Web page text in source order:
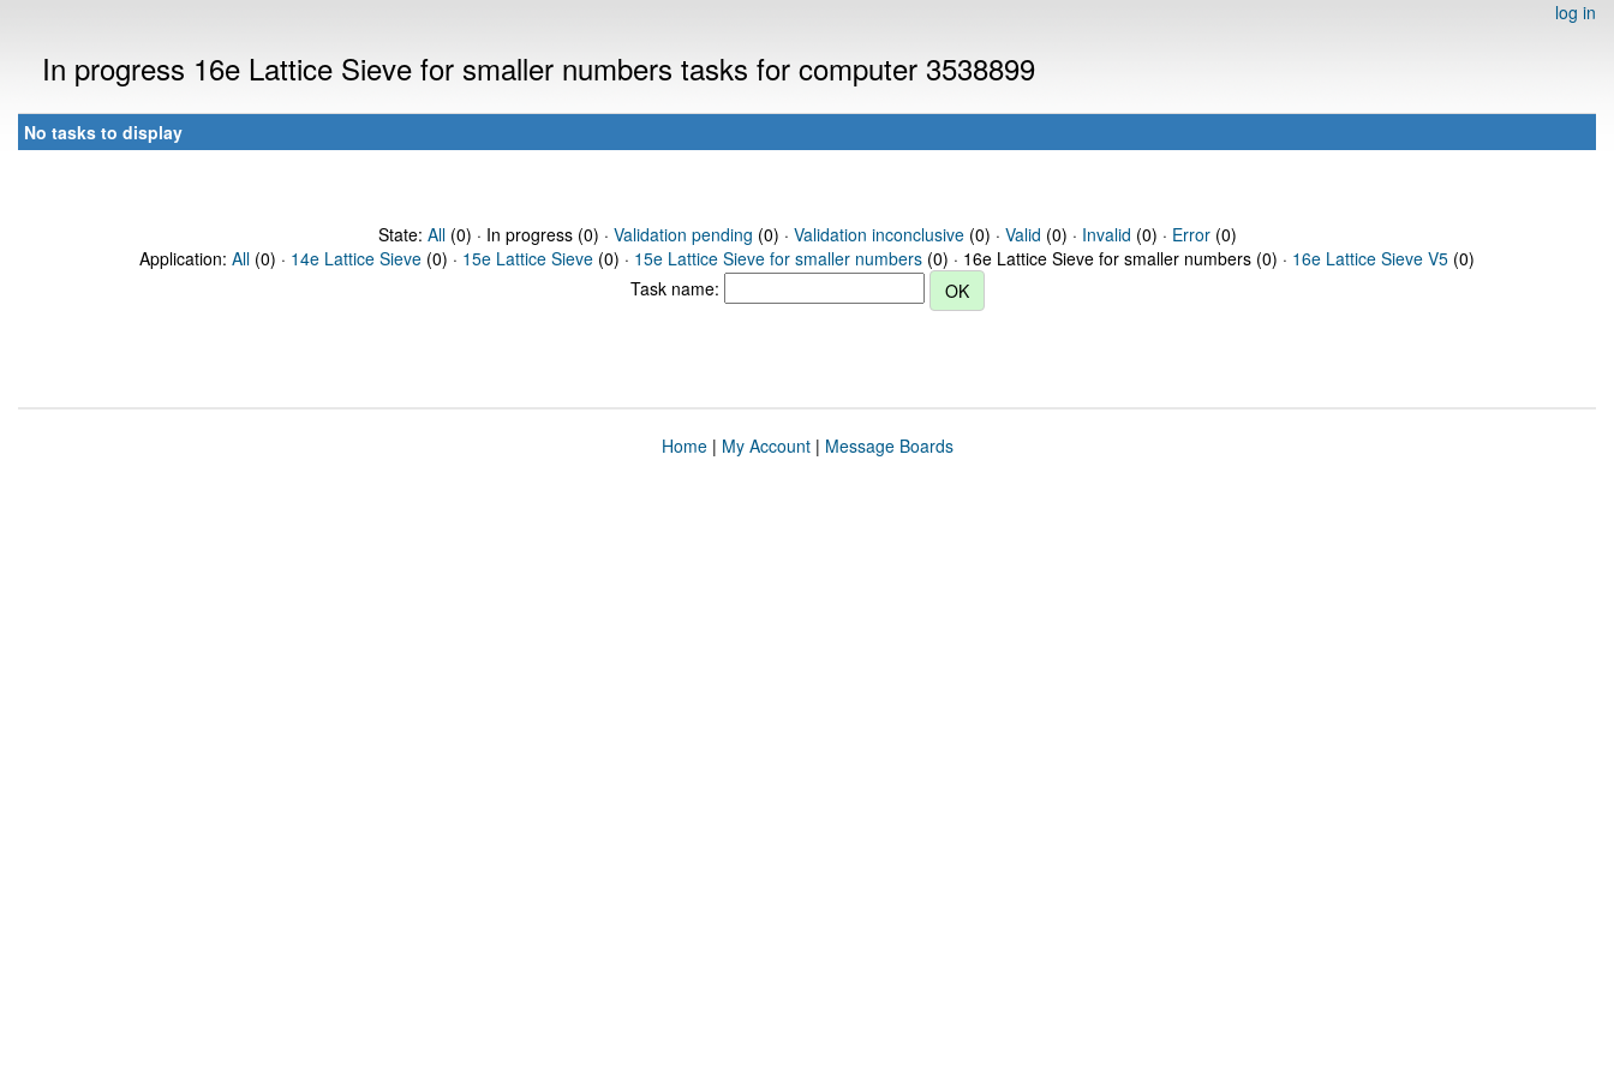
log in
In progress 16e Lattice Sieve for smaller numbers tasks for computer 3538899
No tasks to display
State: All(0) · In progress (0) · Validation pending (0) · Validation inconclusive(0) · Valid (0) · Invalid (0) · Error(0)
Application: All (0) · 14e Lattice Sieve (0) · 15e Lattice Sieve (0) · 15e Lattice Sieve for smaller numbers (0) · 16e Lattice Sieve for smaller numbers (0) · 16e Lattice Sieve V5 (0)
Task name:
Home| My Account| Message Boards